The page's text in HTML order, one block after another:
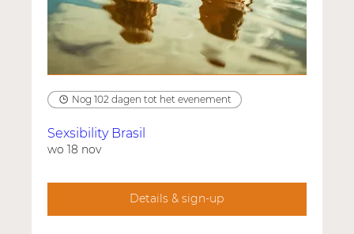
Nog 102 dagen tot het evenement
Sexsibility Brasil
wo 18 nov
Details & sign-up